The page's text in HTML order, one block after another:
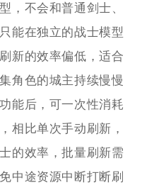
，不会和普通剑士、
能在独立的战士模型
新的效率偏低，适合
角色的城主持续慢慢
能后，可一次性消耗
相比单次手动刷新，
的效率，批量刷新需
中途资源中断打断刷